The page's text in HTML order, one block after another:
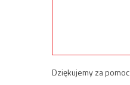
Dziękujemy za